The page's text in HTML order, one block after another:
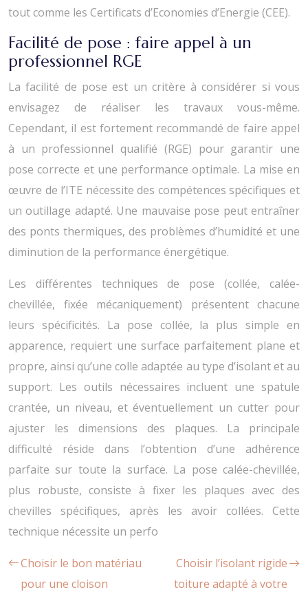
tout comme les Certificats d’Economies d’Energie (CEE).
Facilité de pose : faire appel à un
professionnel RGE
La facilité de pose est un critère à considérer si vous
envisagez de réaliser les travaux vous-même.
Cependant, il est fortement recommandé de faire appel
à un professionnel qualifié (RGE) pour garantir une
pose correcte et une performance optimale. La mise en
œuvre de l’ITE nécessite des compétences spécifiques et
un outillage adapté. Une mauvaise pose peut entraîner
des ponts thermiques, des problèmes d’humidité et une
diminution de la performance énergétique.
Les différentes techniques de pose (collée, calée-
chevillée, fixée mécaniquement) présentent chacune
leurs spécificités. La pose collée, la plus simple en
apparence, requiert une surface parfaitement plane et
propre, ainsi qu’une colle adaptée au type d’isolant et au
support. Les outils nécessaires incluent une spatule
crantée, un niveau, et éventuellement un cutter pour
ajuster les dimensions des plaques. La principale
difficulté réside dans l’obtention d’une adhérence
parfaite sur toute la surface. La pose calée-chevillée,
plus robuste, consiste à fixer les plaques avec des
chevilles spécifiques, après les avoir collées. Cette
technique nécessite un perfo
Choisir le bon matériau
pour une cloison
Choisir l’isolant rigide
toiture adapté à votre